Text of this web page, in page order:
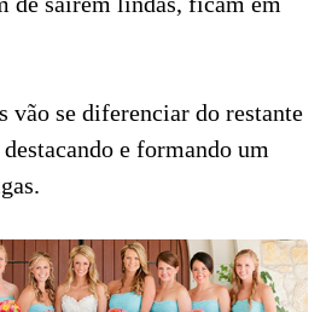
vão se diferenciar do restante
e formando um